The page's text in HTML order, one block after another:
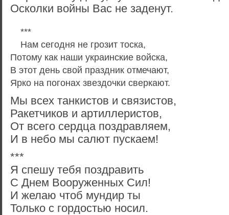
Осколки войны Вас не заденут.
***
Нам сегодня не грозит тоска,
Потому как наши украинские войска,
В этот день свой праздник отмечают,
Ярко на погонах звездочки сверкают.
Мы всех танкистов и связистов,
Ракетчиков и артиллеристов,
От всего сердца поздравляем,
И в небо мы салют пускаем!
***
Я спешу тебя поздравить
С Днем Вооруженных Сил!
И желаю чтоб мундир ты
Только с гордостью носил.